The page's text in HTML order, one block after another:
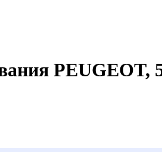
PEUGEOT,